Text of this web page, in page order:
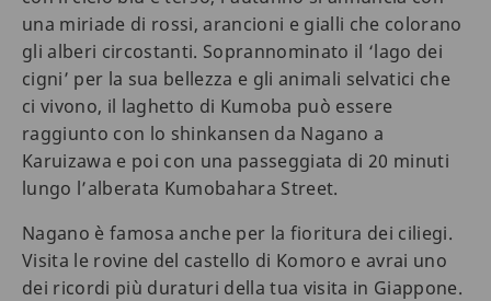
una miriade di rossi, arancioni e gialli che colorano
gli alberi circostanti. Soprannominato il ‘lago dei
cigni’ per la sua bellezza e gli animali selvatici che
ci vivono, il laghetto di Kumoba può essere
raggiunto con lo shinkansen da Nagano a
Karuizawa e poi con una passeggiata di 20 minuti
lungo l’alberata Kumobahara Street.
Nagano è famosa anche per la fioritura dei ciliegi.
Visita le rovine del castello di Komoro e avrai uno
dei ricordi più duraturi della tua visita in Giappone.